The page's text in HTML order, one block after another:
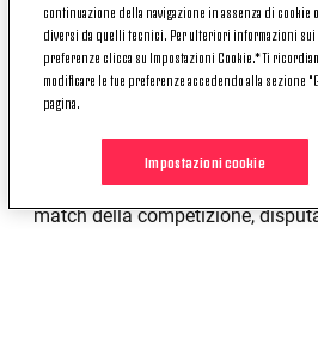
tempo, era già definito, perché il
sicuro la qualificazione segnando
minuti di gioco (Aranguiz e
Colombia ci sarà la possibilità
italiana) è in programma a
gli Stati Uniti e sarà una sorta di
match della competizione,
continuazione della navigazione in assenza di cookie
diversi da quelli tecnici. Per ulteriori informazioni sui
preferenze clicca su Impostazioni Cookie.* Ti
modificare le tue preferenze accedendo alla sezione
pagina.
Impostazioni cookie